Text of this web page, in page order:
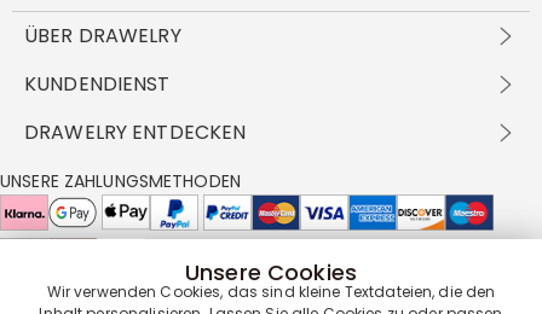
ÜBER DRAWELRY
Über Uns
DBG
FAQ
Cookie-Richtlinie
KUNDENDIENST
Versandbedingungen
Rückgabe & Umtausch
Pflegehinweis
DRAWELRY ENTDECKEN
Großhandelsangebot
Drawelry Prime
Bonusprogramm
UNSERE ZAHLUNGSMETHODEN
UNSERE LIEFERPARTNER
Unsere Cookies
Wir verwenden Cookies, das sind kleine Textdateien, die den